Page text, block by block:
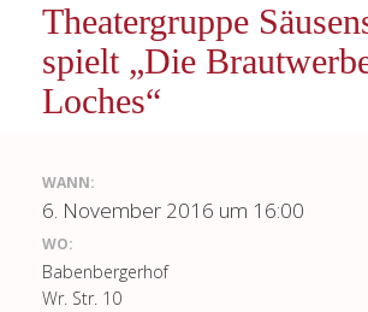
Theatergruppe
spielt „Die
Loches“
WANN:
6. November 2016 um 16:00
WO:
Babenbergerhof
Wr. Str. 10